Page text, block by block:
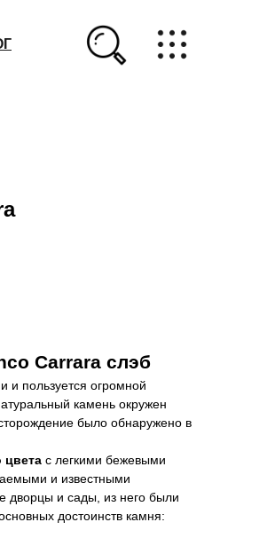
Carrara слэб
и пользуется огромной
камень окружен
было обнаружено в
цвета с легкими бежевыми
и известными
и сады, из него были
достоинств камня: